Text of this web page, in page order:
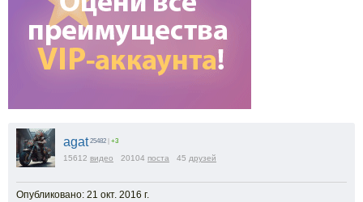
agat 25482 +3
15612 видео 20104 поста 45 друзей
Опубликовано: 21 окт. 2016 г.